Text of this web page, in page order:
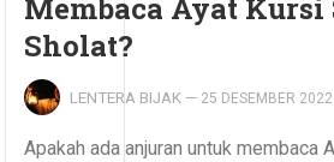
Membaca Ayat Kursi
Sholat?
LENTERA BIJAK — 25 DESEMBER 2022
Apakah ada anjuran untuk membaca